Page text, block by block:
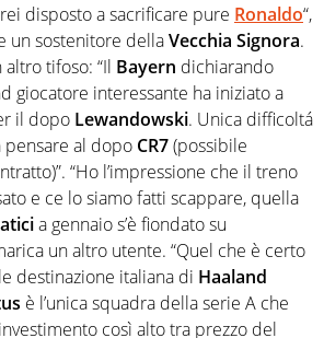
disposto a sacrificare pure Ronaldo“,
un sostenitore dellaVecchia Signora.
tifoso: “Il Bayern dichiarando
giocatore interessante ha iniziato a
il dopo Lewandowski. Unica difficoltá
pensare al dopo CR7(possibile
“Ho l’impressione che il treno
e ce lo siamo fatti scappare, quella
a gennaio s’è fiondato su
un altro utente. “Quel che è certo
destinazione italiana di Haaland
è l’unica squadra della serie A che
così alto tra prezzo del